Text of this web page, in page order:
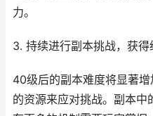
力。
3. 持续进行副本挑战，获得
40级后的副本难度将显著
的资源来应对挑战。副本